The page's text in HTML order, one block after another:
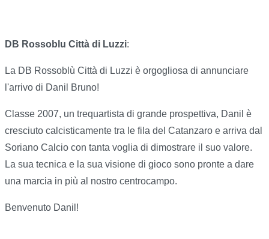
DB Rossoblu Città di Luzzi:
La DB Rossoblù Città di Luzzi è orgogliosa di annunciare
l'arrivo di Danil Bruno!
Classe 2007, un trequartista di grande prospettiva, Danil è
cresciuto calcisticamente tra le fila del Catanzaro e arriva dal
Soriano Calcio con tanta voglia di dimostrare il suo valore.
La sua tecnica e la sua visione di gioco sono pronte a dare
una marcia in più al nostro centrocampo.
Benvenuto Danil!